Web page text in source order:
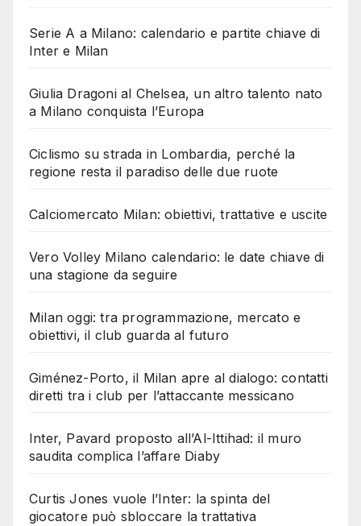
Serie A a Milano: calendario e partite chiave di
Inter e Milan
Giulia Dragoni al Chelsea, un altro talento nato
a Milano conquista l’Europa
Ciclismo su strada in Lombardia, perché la
regione resta il paradiso delle due ruote
Calciomercato Milan: obiettivi, trattative e uscite
Vero Volley Milano calendario: le date chiave di
una stagione da seguire
Milan oggi: tra programmazione, mercato e
obiettivi, il club guarda al futuro
Giménez-Porto, il Milan apre al dialogo: contatti
diretti tra i club per l’attaccante messicano
Inter, Pavard proposto all’Al-Ittihad: il muro
saudita complica l’affare Diaby
Curtis Jones vuole l’Inter: la spinta del
giocatore può sbloccare la trattativa